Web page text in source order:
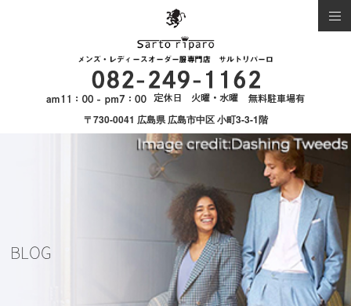
〒730-0041 広島県 広島市中区 小町3-3-1階
BLOG